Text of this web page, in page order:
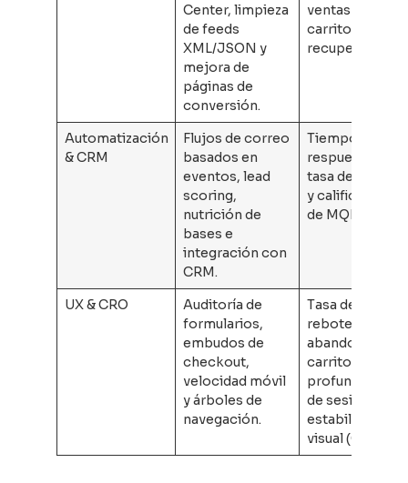
Center, limpieza
de feeds
XML/JSON y
mejora de
páginas de
conversión.
ventas netas y
carritos
recuperados.
Automatización
& CRM
Flujos de correo
basados en
eventos, lead
scoring,
nutrición de
bases e
integración con
CRM.
Tiempos de
respuesta,
tasa de cierre
y calificación
de MQL a SQL.
UX & CRO
Auditoría de
formularios,
embudos de
checkout,
velocidad móvil
y árboles de
navegación.
Tasa de
rebote,
abandono de
carritos,
profundidad
de sesión y
estabilidad
visual (CLS).